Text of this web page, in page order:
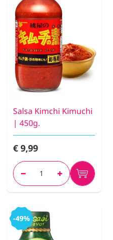
Salsa Kimchi Kimuchi
| 450g.
€ 9,99
-49%